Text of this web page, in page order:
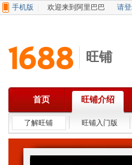
手机版 欢迎来到阿里巴巴 请
旺铺
首页 旺铺介绍
了解旺铺 旺铺入门版